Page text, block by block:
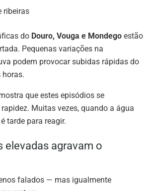
ribeiras
do Douro, Vouga e Mondego estão
Pequenas variações na
podem provocar subidas rápidas do
horas.
que estes episódios se
Muitas vezes, quando a água
tarde para reagir.
elevadas agravam o
falados — mas igualmente